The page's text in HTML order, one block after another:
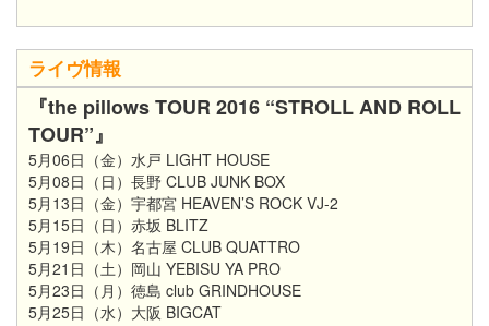
ライヴ情報
『the pillows TOUR 2016 “STROLL AND ROLL
TOUR”』
5月06日（金）水戸 LIGHT HOUSE
5月08日（日）長野 CLUB JUNK BOX
5月13日（金）宇都宮 HEAVEN’S ROCK VJ-2
5月15日（日）赤坂 BLITZ
5月19日（木）名古屋 CLUB QUATTRO
5月21日（土）岡山 YEBISU YA PRO
5月23日（月）徳島 club GRINDHOUSE
5月25日（水）大阪 BIGCAT